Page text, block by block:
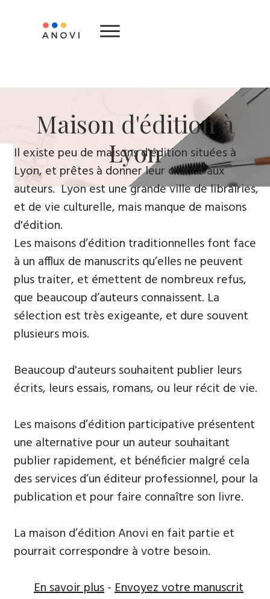
​Maison d'édition ​à
Lyon
​Il existe peu de maisons d'édition situées à
Lyon, et prêtes à donner leur chance aux
auteurs. Lyon est une grande ville de librairies,
et de vie culturelle, mais manque de maisons
d'édition.
Les maisons d’édition traditionnelles font face
à un afflux de manuscrits qu’elles ne peuvent
plus traiter, et émettent de nombreux refus,
que beaucoup d’auteurs connaissent. La
sélection est très exigeante, et dure souvent
plusieurs mois.
Beaucoup d'auteurs souhaitent publier leurs
écrits, leurs essais, romans, ou leur récit de vie.
Les maisons d’édition participative présentent
une alternative pour un auteur souhaitant
publier rapidement, et bénéficier malgré cela
des services d’un éditeur professionnel, pour la
publication et pour faire connaître son livre.
La maison d’édition Anovi en fait partie et
pourrait correspondre à votre besoin.
En savoir plus-Envoyez votre manuscrit